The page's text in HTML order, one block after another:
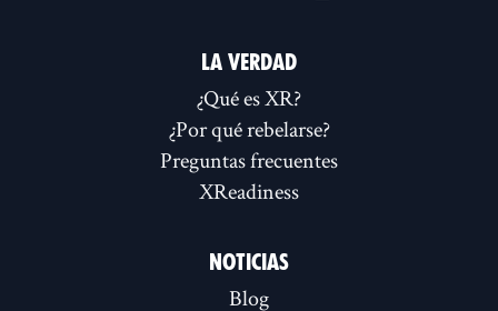
LA VERDAD
¿Qué es XR?
¿Por qué rebelarse?
Preguntas frecuentes
XReadiness
NOTICIAS
Blog